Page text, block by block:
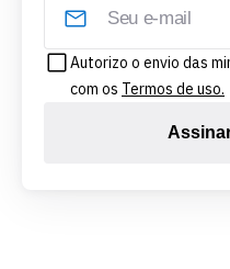
Autorizo o envio das
com os Termos de uso.